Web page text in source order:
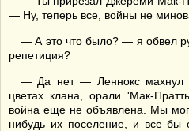
— Ну, теперь все, войны не
— А это что было? — я обвел
репетиция?
— Да нет — Леннокс
цветах клана, орали 'Мак-
война еще не объявлена. Мы
нибудь их поселение, и все бы